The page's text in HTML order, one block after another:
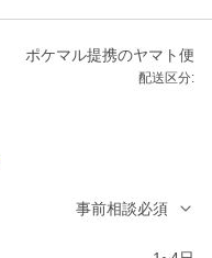
ポケマル提携のヤマト便
配送区分:
事前相談必須